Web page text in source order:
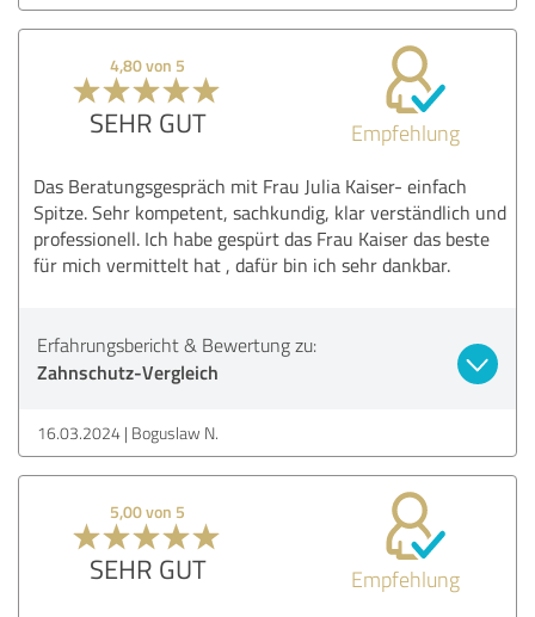
4,80 von 5
SEHR GUT Empfehlung
Das Beratungsgespräch mit Frau Julia Kaiser- einfach
Spitze. Sehr kompetent, sachkundig, klar verständlich und
professionell. Ich habe gespürt das Frau Kaiser das beste
für mich vermittelt hat , dafür bin ich sehr dankbar.
Erfahrungsbericht & Bewertung zu:
Zahnschutz-Vergleich
16.03.2024 Boguslaw N.
5,00 von 5
SEHR GUT Empfehlung